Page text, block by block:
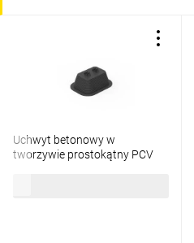
Uchwyt betonowy w
tworzywie prostokątny PCV